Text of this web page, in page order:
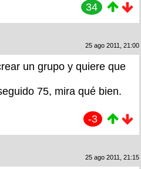
34
25 ago 2011, 21:00
un grupo y quiere que
75, mira qué bien.
-3
25 ago 2011, 21:15